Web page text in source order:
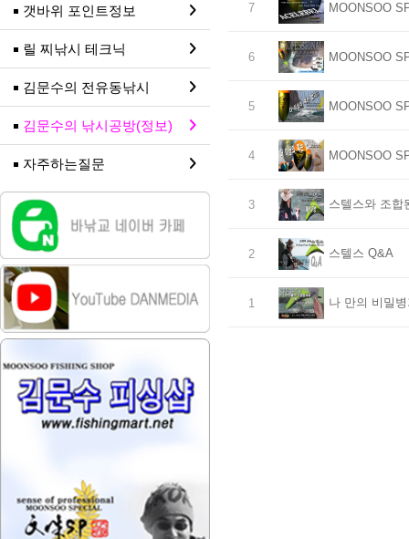
갯바위 포인트정보
릴 찌낚시 테크닉
김문수의 전유동낚시
김문수의 낚시공방(정보)
자주하는질문
7 MOONSOO
6 MOONSOO
5 MOONSOO
4 MOONSOO
3 스텔스와 조합
2 스텔스 Q&A
1 나 만의 비밀